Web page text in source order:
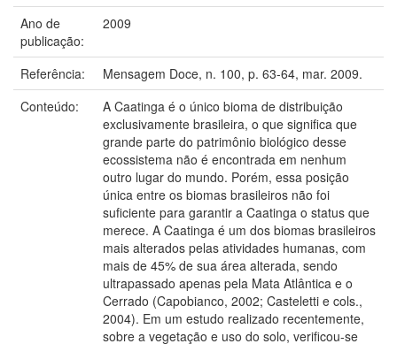
Ano de
publicação:
2009
Referência:
Mensagem Doce, n. 100, p. 63-64, mar. 2009.
Conteúdo:
A Caatinga é o único bioma de distribuição
exclusivamente brasileira, o que significa que
grande parte do patrimônio biológico desse
ecossistema não é encontrada em nenhum
outro lugar do mundo. Porém, essa posição
única entre os biomas brasileiros não foi
suficiente para garantir a Caatinga o status que
merece. A Caatinga é um dos biomas brasileiros
mais alterados pelas atividades humanas, com
mais de 45% de sua área alterada, sendo
ultrapassado apenas pela Mata Atlântica e o
Cerrado (Capobianco, 2002; Casteletti e cols.,
2004). Em um estudo realizado recentemente,
sobre a vegetação e uso do solo, verificou-se